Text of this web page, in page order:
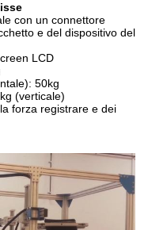
con un connettore
e del dispositivo del
LCD
50kg
(verticale)
forza registrare e dei